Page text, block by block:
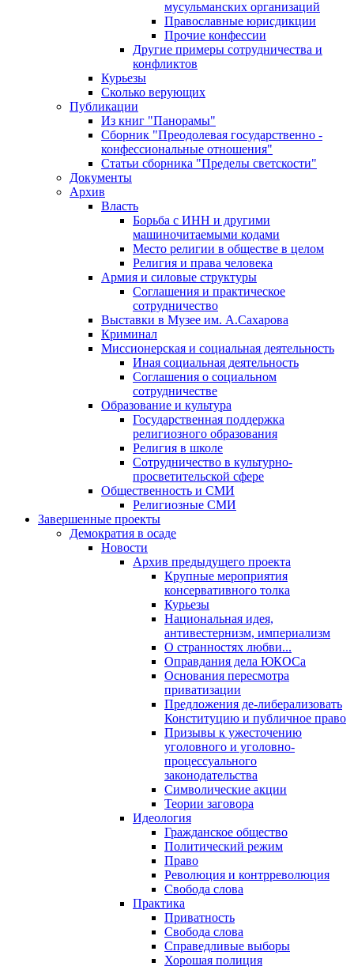
мусульманских организаций
Православные юрисдикции
Прочие конфессии
Другие примеры сотрудничества и
конфликтов
Курьезы
Сколько верующих
Публикации
Из книг "Панорамы"
Сборник "Преодолевая государственно -
конфессиональные отношения"
Статьи сборника "Пределы светскости"
Документы
Архив
Власть
Борьба с ИНН и другими
машиночитаемыми кодами
Место религии в обществе в целом
Религия и права человека
Армия и силовые структуры
Соглашения и практическое
сотрудничество
Выставки в Музее им. А.Сахарова
Криминал
Миссионерская и социальная деятельность
Иная социальная деятельность
Соглашения о социальном
сотрудничестве
Образование и культура
Государственная поддержка
религиозного образования
Религия в школе
Сотрудничество в культурно-
просветительской сфере
Общественность и СМИ
Религиозные СМИ
Завершенные проекты
Демократия в осаде
Новости
Архив предыдущего проекта
Крупные мероприятия
консервативного толка
Курьезы
Национальная идея,
антивестернизм, империализм
О странностях любви...
Оправдания дела ЮКОСа
Основания пересмотра
приватизации
Предложения де-либерализовать
Конституцию и публичное право
Призывы к ужесточению
уголовного и уголовно-
процессуального
законодательства
Символические акции
Теории заговора
Идеология
Гражданское общество
Политический режим
Право
Революция и контрреволюция
Свобода слова
Практика
Приватность
Свобода слова
Справедливые выборы
Хорошая полиция